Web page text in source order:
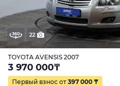
22
TOYOTA AVENSIS 2007
3 970 000₸
Первый взнос от 397 000 ₸